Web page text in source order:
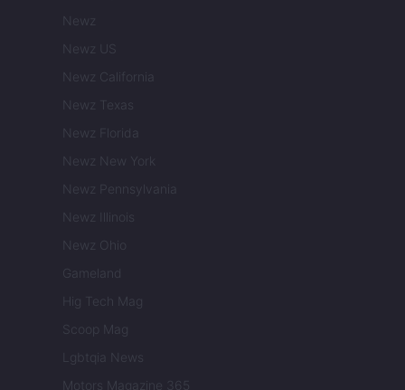
Newz
Newz US
Newz California
Newz Texas
Newz Florida
Newz New York
Newz Pennsylvania
Newz Illinois
Newz Ohio
Gameland
Hig Tech Mag
Scoop Mag
Lgbtqia News
Motors Magazine 365